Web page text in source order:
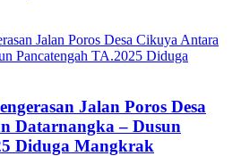
Jalan Poros Desa
Datarnangka – Dusun
Diduga Mangkrak